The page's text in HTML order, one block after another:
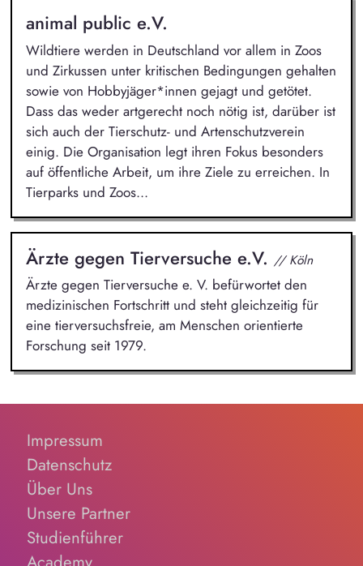
animal public e.V.
Wildtiere werden in Deutschland vor allem in Zoos
und Zirkussen unter kritischen Bedingungen gehalten
sowie von Hobbyjäger*innen gejagt und getötet.
Dass das weder artgerecht noch nötig ist, darüber ist
sich auch der Tierschutz- und Artenschutzverein
einig. Die Organisation legt ihren Fokus besonders
auf öffentliche Arbeit, um ihre Ziele zu erreichen. In
Tierparks und Zoos...
Ärzte gegen Tierversuche e.V. // Köln
Ärzte gegen Tierversuche e. V. befürwortet den
medizinischen Fortschritt und steht gleichzeitig für
eine tierversuchsfreie, am Menschen orientierte
Forschung seit 1979.
Impressum
Datenschutz
Über Uns
Unsere Partner
Studienführer